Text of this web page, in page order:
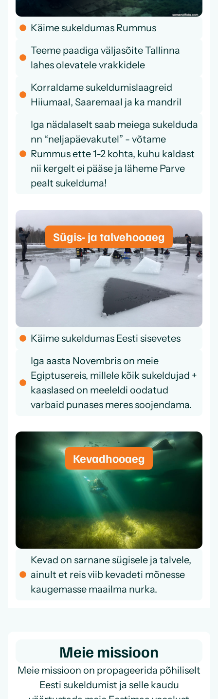
Käime sukeldumas Rummus
Teeme paadiga väljasõite Tallinna
lahes olevatele vrakkidele
Korraldame sukeldumislaagreid
Hiiumaal, Saaremaal ja ka mandril
Iga nädalaselt saab meiega sukelduda
nn “neljapäevakutel” - võtame
Rummus ette 1-2 kohta, kuhu kaldast
nii kergelt ei pääse ja läheme Parve
pealt sukelduma!
Sügis- ja talvehooaeg
Käime sukeldumas Eesti sisevetes
Iga aasta Novembris on meie
Egiptusereis, millele kõik sukeldujad +
kaaslased on meeleldi oodatud
varbaid punases meres soojendama.
Kevadhooaeg
Kevad on sarnane sügisele ja talvele,
ainult et reis viib kevadeti mõnesse
kaugemasse maailma nurka.
Meie missioon
Meie missioon on propageerida põhiliselt
Eesti sukeldumist ja selle kaudu